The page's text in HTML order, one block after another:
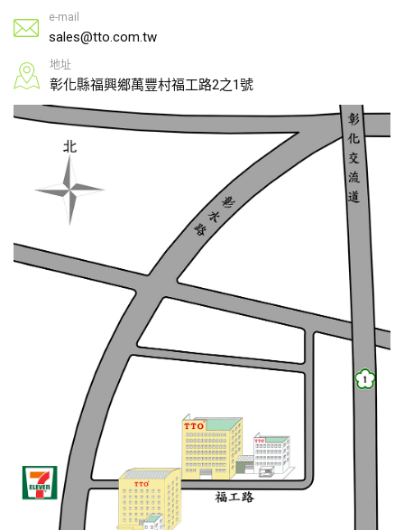
e-mail
sales@tto.com.tw
地址
彰化縣福興鄉萬豐村福工路2之1號